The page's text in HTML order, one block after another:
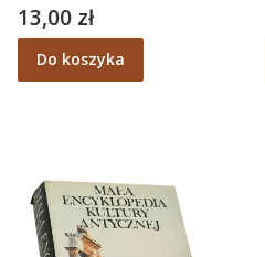
Cena
13,00 zł
Do koszyka